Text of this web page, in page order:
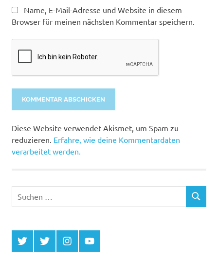
Name, E-Mail-Adresse und Website in diesem
Browser für meinen nächsten Kommentar speichern.
Alternative:
Diese Website verwendet Akismet, um Spam zu
reduzieren. Erfahre, wie deine Kommentardaten
verarbeitet werden.
nach:
SUCHEN
Twitter
MCDP
Twitter
Musicradiostation
InstagramYouTube